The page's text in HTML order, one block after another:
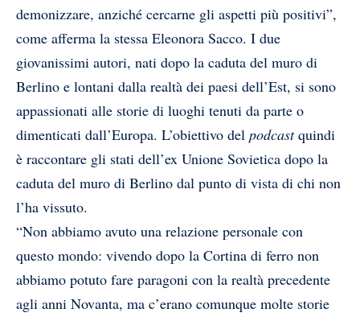
demonizzare, anziché cercarne gli aspetti più positivi”,
come afferma la stessa Eleonora Sacco. I due
giovanissimi autori, nati dopo la caduta del muro di
Berlino e lontani dalla realtà dei paesi dell’Est, si sono
appassionati alle storie di luoghi tenuti da parte o
dimenticati dall’Europa. L’obiettivo del podcastquindi
è raccontare gli stati dell’ex Unione Sovietica dopo la
caduta del muro di Berlino dal punto di vista di chi non
l’ha vissuto.
“Non abbiamo avuto una relazione personale con
questo mondo: vivendo dopo la Cortina di ferro non
abbiamo potuto fare paragoni con la realtà precedente
agli anni Novanta, ma c’erano comunque molte storie